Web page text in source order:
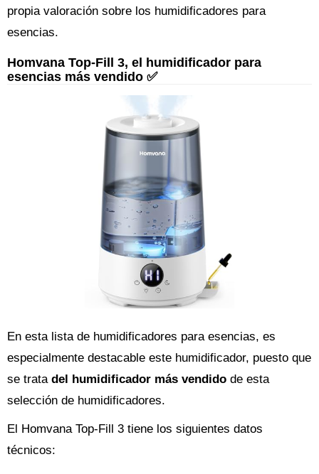
propia valoración sobre los humidificadores para
esencias.
Homvana Top-Fill 3, el humidificador para
esencias más vendido ✅
En esta lista de humidificadores para esencias, es
especialmente destacable este humidificador, puesto que
se trata del humidificador más vendido de esta
selección de humidificadores.
El Homvana Top-Fill 3 tiene los siguientes datos
técnicos: